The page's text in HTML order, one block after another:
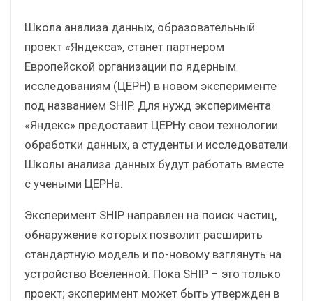
Школа анализа данных, образовательный
проект «Яндекса», станет партнером
Европейской организации по ядерным
исследованиям (ЦЕРН) в новом эксперименте
под названием SHIP. Для нужд эксперимента
«Яндекс» предоставит ЦЕРНу свои технологии
обработки данных, а студенты и исследователи
Школы анализа данных будут работать вместе
с учеными ЦЕРНа.
Эксперимент SHIP направлен на поиск частиц,
обнаружение которых позволит расширить
стандартную модель и по-новому взглянуть на
устройство Вселенной. Пока SHIP – это только
проект; эксперимент может быть утвержден в